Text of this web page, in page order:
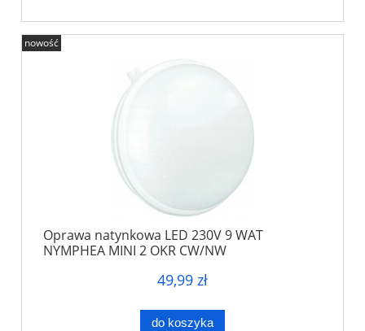
Oprawa natynkowa LED 230V 9 WAT
NYMPHEA MINI 2 OKR CW/NW
49,99 zł
do koszyka
nowość